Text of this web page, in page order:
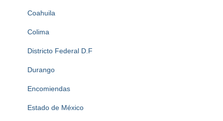
Coahuila
Colima
Districto Federal D.F
Durango
Encomiendas
Estado de México